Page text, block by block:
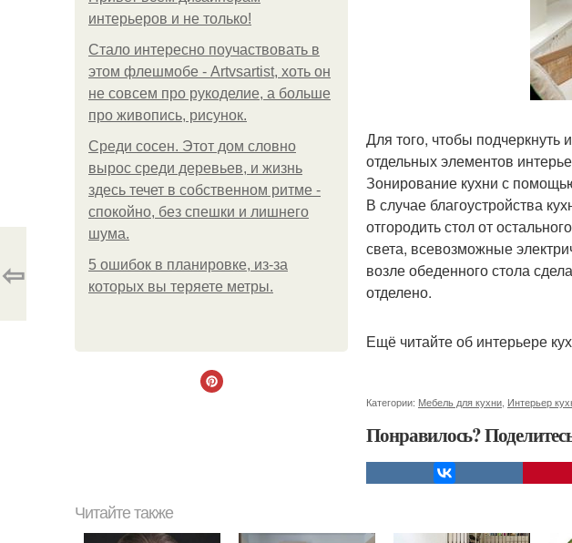
интерьеров и не только!
Стало интересно поучаствовать в
этом флешмобе - Artvsartist, хоть он
не совсем про рукоделие, а больше
про живопись, рисунок.
Среди сосен. Этот дом словно
вырос среди деревьев, и жизнь
здесь течет в собственном ритме -
спокойно, без спешки и лишнего
шума.
5 ошибок в планировке, из-за
которых вы теряете метры.
Для того, чтобы подчеркнуть
отдельных элементов
Зонирование кухни с
В случае благоустройства
отгородить стол от
света, всевозможные
возле обеденного стола
отделено.
Ещё читайте об интерьере
Категории: Мебель для кухни Интерьер
Понравилось?
⇦
Читайте также